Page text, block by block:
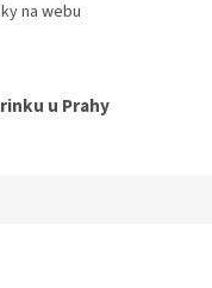
na webu
u Prahy